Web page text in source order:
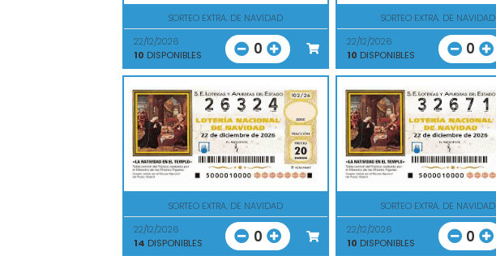
SORTEO EXTRA. DE NAVIDAD
22/12/2026
10 DISPONIBLES 0
SORTEO EXTRA. DE NAVIDAD
22/12/2026
10 DISPONIBLES 0
SORTEO EXTRA. DE NAVIDAD
22/12/2026
14 DISPONIBLES 0
SORTEO EXTRA. DE NAVIDAD
22/12/2026
10 DISPONIBLES 0